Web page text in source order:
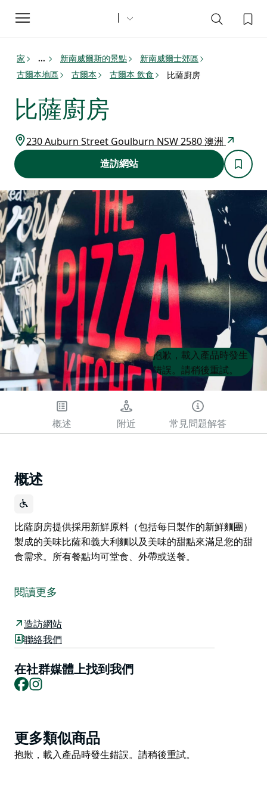
Toggle
navigation
家 ... 新南威爾斯的景點
新南威爾士郊區
古爾本地區
古爾本 古爾本 飲食 比薩廚房
比薩廚房
230 Auburn Street Goulburn NSW 2580 澳洲
造訪網站
Product
List
Product
List
抱歉，載入產品時發生
錯誤。請稍後重試。
概述 附近 常見問題解答
概述
比薩廚房提供採用新鮮原料（包括每日製作的新鮮麵團）
製成的美味比薩和義大利麵以及美味的甜點來滿足您的甜
食需求。所有餐點均可堂食、外帶或送餐。
製成的美味比薩和義大利麵以及美味的甜點來滿足您的甜
食需求。所有餐點均可堂食、外帶或送餐。
閱讀更多
造訪網站
聯絡我們
在社群媒體上找到我們
Facebook
Product
List
更多類似商品
Product
抱歉，載入產品時發生錯誤。請稍後重試。